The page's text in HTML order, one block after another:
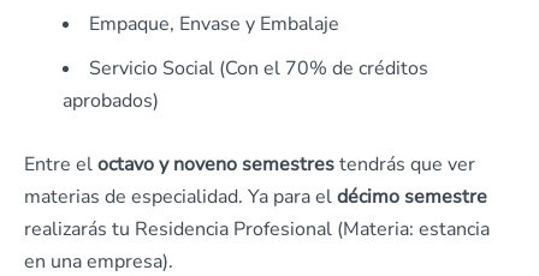
Empaque, Envase y Embalaje
Servicio Social (Con el 70% de créditos
aprobados)
Entre eloctavo y noveno semestrestendrás que ver
materias de especialidad. Ya para eldécimo semestre
realizarás tu Residencia Profesional (Materia: estancia
en una empresa).